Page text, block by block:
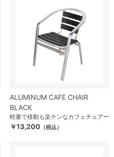
ALUMINUM CAFE CHAIR
BLACK
軽量で移動も楽チンなカフェチェアー
￥13,200 （税込）